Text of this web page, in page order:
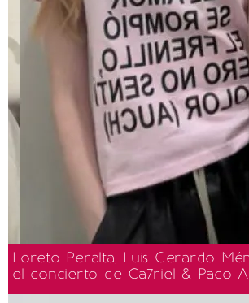
Loreto Peralta, Luis Gerardo
el concierto de Ca7riel & Paco